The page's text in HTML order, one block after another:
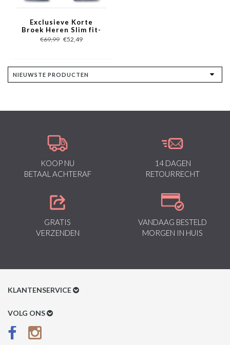
Exclusieve Korte
Broek Heren Slim fit-
1054 - Blauw
€69,99 €52,49
KOOP NU
BETAAL ACHTERAF
14 DAGEN
RETOURRECHT
GRATIS
VERZENDEN
VANDAAG BESTELD
MORGEN IN HUIS
KLANTENSERVICE
Klantenservice
Betaalmethoden
VOLG ONS